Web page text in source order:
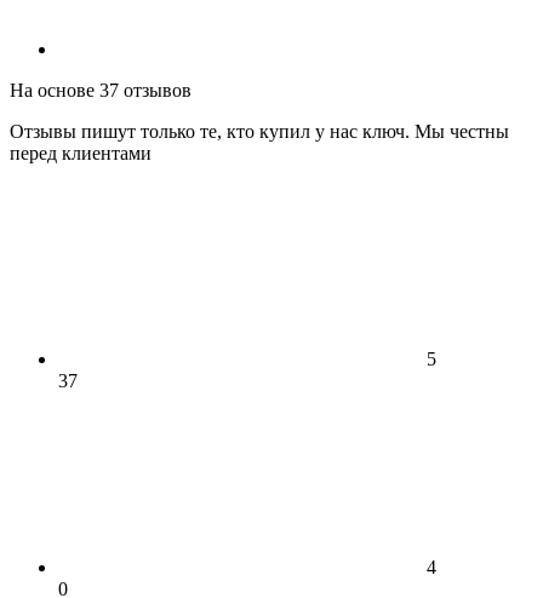
На основе 37 отзывов
Отзывы пишут только те, кто купил у нас ключ. Мы честны
перед клиентами
5
37
4
0